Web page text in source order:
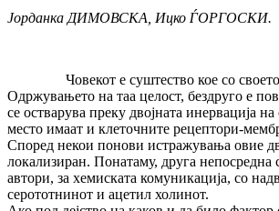
Јорданка ДИМОВСКА, Ицко ЃОРГОСКИ.
Човекот е суштество кое со своето
Одржувањето на таа целост, бездруго е
се остварува преку двојната инервација
место имаат и клеточните рецептори-
Според некои понови истражувања овие
локализиран. Понатаму, друга непосредна
автори, за хемиската комуникација, со
серототнинот и ацетил холинот.